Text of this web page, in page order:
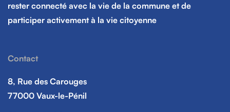
rester connecté avec la vie de la commune et de
participer activement à la vie citoyenne
Contact
8, Rue des Carouges
77000 Vaux-le-Pénil